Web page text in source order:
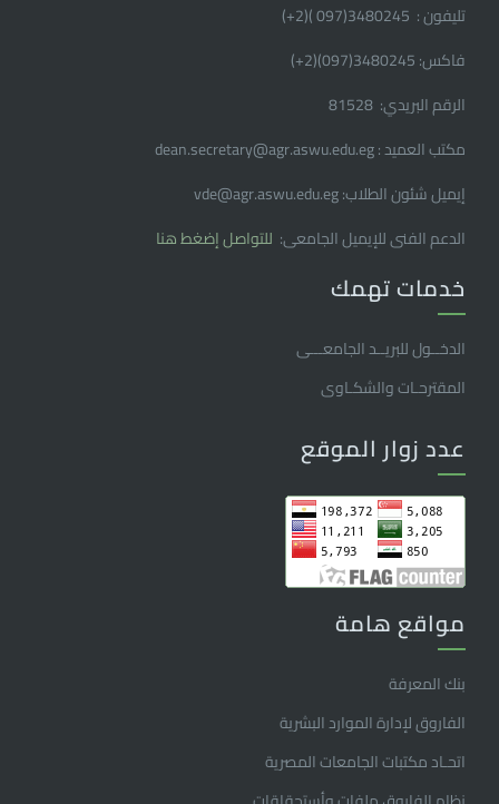
تليفون : 3480245(097 )(2
+
)
فاكس: 3480245(097)(2
+
)
الرقم البريدي: 81528
مكتب العميد : dean.secretary@agr.aswu.edu.eg
إيميل شئون الطلاب: vde@agr.aswu.edu.eg
الدعم الفنى للإيميل الجامعى: للتواصل إضغط هنا
خدمات تهمك
الدخــول للبريــد الجامعـــى
المقترحـات والشكـاوى
عدد زوار الموقع
مواقع هامة
بنك المعرفة
الفاروق ﻹدارة الموارد البشرية
اتحـاد مكتبات الجامعات المصرية